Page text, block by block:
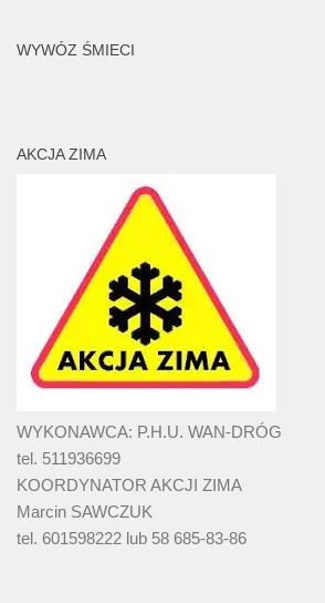
WYWÓZ ŚMIECI
AKCJA ZIMA
WYKONAWCA: P.H.U. WAN-DRÓG
tel. 511936699
KOORDYNATOR AKCJI ZIMA
Marcin SAWCZUK
tel. 601598222 lub 58 685-83-86